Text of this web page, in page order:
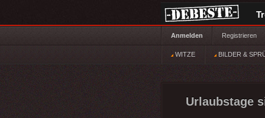
Anmelden Registrieren
WITZE BILDER &
Urlaubstage